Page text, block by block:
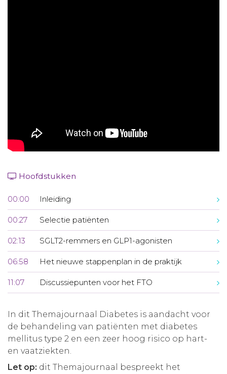
Hoofdstukken
00:00 Inleiding
00:27 Selectie patiënten
02:13 SGLT2-remmers en GLP1-agonisten
06:58 Het nieuwe stappenplan in de praktijk
11:07 Discussiepunten voor het FTO
In dit Themajournaal Diabetes is aandacht voor
de behandeling van patiënten met diabetes
mellitus type 2 en een zeer hoog risico op hart-
en vaatziekten.
Let op: dit Themajournaal bespreekt het